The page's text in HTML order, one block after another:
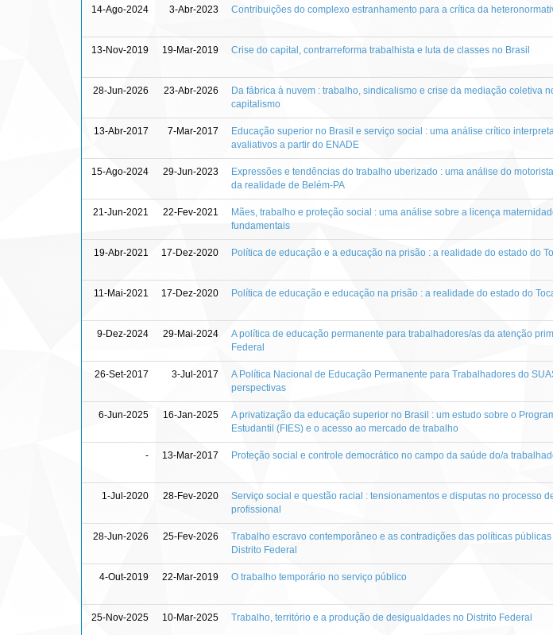
14-Ago-2024 3-Abr-2023 Contribuições do complexo estranhamento para a crítica da
13-Nov-2019 19-Mar-2019 Crise do capital, contrarreforma trabalhista e luta de classes no Brasil
28-Jun-2026 23-Abr-2026
Da fábrica à nuvem : trabalho, sindicalismo e crise da mediação coletiva
capitalismo
13-Abr-2017 7-Mar-2017
Educação superior no Brasil e serviço social : uma análise crítico
avaliativos a partir do ENADE
15-Ago-2024 29-Jun-2023
Expressões e tendências do trabalho uberizado : uma análise do
da realidade de Belém-PA
21-Jun-2021 22-Fev-2021
Mães, trabalho e proteção social : uma análise sobre a licença
fundamentais
19-Abr-2021 17-Dez-2020 Política de educação e a educação na prisão : a realidade do estado do
11-Mai-2021 17-Dez-2020 Política de educação e educação na prisão : a realidade do estado do
9-Dez-2024 29-Mai-2024
A política de educação permanente para trabalhadores/as da atenção
Federal
26-Set-2017 3-Jul-2017
A Política Nacional de Educação Permanente para Trabalhadores do
perspectivas
6-Jun-2025 16-Jan-2025
A privatização da educação superior no Brasil : um estudo sobre o
Estudantil (FIES) e o acesso ao mercado de trabalho
- 13-Mar-2017 Proteção social e controle democrático no campo da saúde do/a
1-Jul-2020 28-Fev-2020
Serviço social e questão racial : tensionamentos e disputas no processo
profissional
28-Jun-2026 25-Fev-2026
Trabalho escravo contemporâneo e as contradições das políticas
Distrito Federal
4-Out-2019 22-Mar-2019 O trabalho temporário no serviço público
25-Nov-2025 10-Mar-2025 Trabalho, território e a produção de desigualdades no Distrito Federal